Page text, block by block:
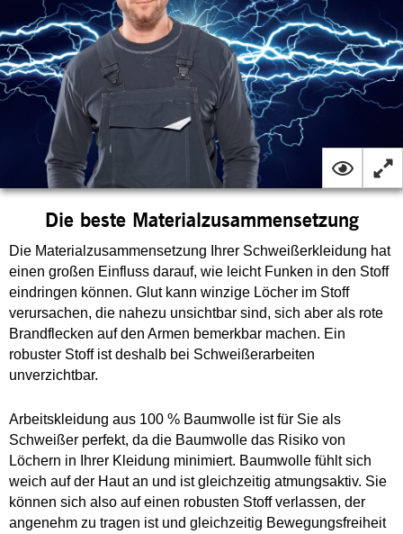
Die beste Materialzusammensetzung
Die Materialzusammensetzung Ihrer Schweißerkleidung hat
einen großen Einfluss darauf, wie leicht Funken in den Stoff
eindringen können. Glut kann winzige Löcher im Stoff
verursachen, die nahezu unsichtbar sind, sich aber als rote
Brandflecken auf den Armen bemerkbar machen. Ein
robuster Stoff ist deshalb bei Schweißerarbeiten
unverzichtbar.
Arbeitskleidung aus 100 % Baumwolle ist für Sie als
Schweißer perfekt, da die Baumwolle das Risiko von
Löchern in Ihrer Kleidung minimiert. Baumwolle fühlt sich
weich auf der Haut an und ist gleichzeitig atmungsaktiv. Sie
können sich also auf einen robusten Stoff verlassen, der
angenehm zu tragen ist und gleichzeitig Bewegungsfreiheit